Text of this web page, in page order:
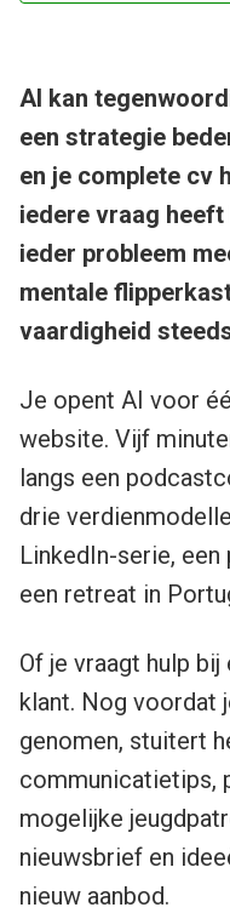
AI kan
een strategie
en je complete cv
iedere vraag
ieder probleem
mentale
vaardigheid
Je opent AI voor
website. Vijf
langs een
drie
LinkedIn-serie,
een retreat in
Of je vraagt hulp
klant. Nog voordat
genomen, stuitert
communicatietips,
mogelijke
nieuwsbrief en
nieuw aanbod.